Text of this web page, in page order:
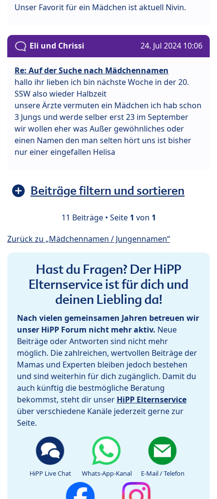
Unser Favorit für ein Mädchen ist aktuell Nivin.
Eli und Chrissi 24. Jul 2024 10:06
Re: Auf der Suche nach Mädchennamen
hallo ihr lieben ich bin nächste Woche in der 20.
SSW also wieder Halbzeit
unsere Ärzte vermuten ein Mädchen ich hab schon
3 Jungs und werde selber erst 23 im September
wir wollen eher was Außer gewöhnliches oder
einen Namen den man selten hört uns ist bisher
nur einer eingefallen Helisa
Beiträge filtern und sortieren
11 Beiträge • Seite 1 von 1
Zurück zu „Mädchennamen / Jungennamen“
Hast du Fragen? Der HiPP
Elternservice ist für dich und
deinen Liebling da!
Nach vielen gemeinsamen Jahren betreuen wir
unser HiPP Forum nicht mehr aktiv. Neue
Beiträge oder Antworten sind nicht mehr
möglich. Die zahlreichen, wertvollen Beiträge der
Mamas und Experten bleiben jedoch bestehen
und sind weiterhin für dich zugänglich. Damit du
auch künftig die bestmögliche Beratung
bekommst, steht dir unser HiPP Elternservice
über verschiedene Kanäle jederzeit gerne zur
Seite.
HiPP Live Chat Whats-App-Kanal E-Mail / Telefon